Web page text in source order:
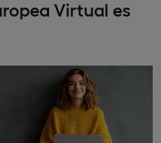
Virtual es